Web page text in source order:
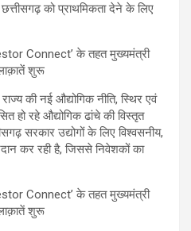
को प्राथमिकता देने के लिए
की नई औद्योगिक नीति, स्थिर एवं
हो रहे औद्योगिक ढांचे की विस्तृत
सरकार उद्योगों के लिए विश्वसनीय,
कर रही है, जिससे निवेशकों का